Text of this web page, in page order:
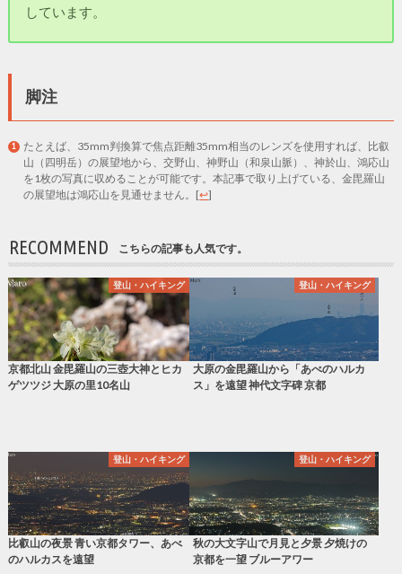
しています。
脚注
たとえば、35mm判換算で焦点距離35mm相当のレンズを使用すれば、比叡
山（四明岳）の展望地から、交野山、神野山（和泉山脈）、神於山、鴻応山
を1枚の写真に収めることが可能です。本記事で取り上げている、金毘羅山
の展望地は鴻応山を見通せません。 [↩]
RECOMMEND こちらの記事も人気です。
登山・ハイキング
京都北山 金毘羅山の三壺大神とヒカ
ゲツツジ 大原の里10名山
登山・ハイキング
大原の金毘羅山から「あべのハルカ
ス」を遠望 神代文字碑 京都
登山・ハイキング
比叡山の夜景 青い京都タワー、あべ
のハルカスを遠望
登山・ハイキング
秋の大文字山で月見と夕景 夕焼けの
京都を一望 ブルーアワー